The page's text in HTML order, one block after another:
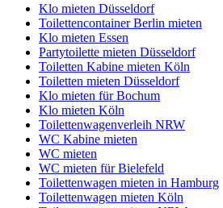
Klo mieten Düsseldorf
Toilettencontainer Berlin mieten
Klo mieten Essen
Partytoilette mieten Düsseldorf
Toiletten Kabine mieten Köln
Toiletten mieten Düsseldorf
Klo mieten für Bochum
Klo mieten Köln
Toilettenwagenverleih NRW
WC Kabine mieten
WC mieten
WC mieten für Bielefeld
Toilettenwagen mieten in Hamburg
Toilettenwagen mieten Köln